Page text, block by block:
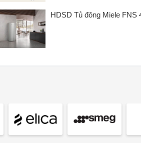
Tháp băng
khay đựng đá viên
số lượng túi chườm đá
số lượng khay đông lạnh
HDSD Tủ đông Miele FNS